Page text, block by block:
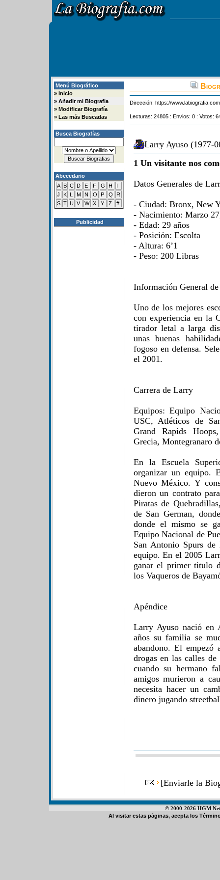
Menú Biográfico
» Inicio
» Añadir mi Biografia
» Modificar Biografía
» Las más Buscadas
Busca Biografías
Abecedario
A B C D E F G H
I
J
K L M N O P Q
R
S T U V W X Y Z #
Publicidad
Dirección: https://
Lecturas: 24805 : Envios: 0 : Votos:
Larry Ayuso (1977-
1 Un visitante nos
Datos Generales de
- Ciudad: Bronx, New
- Nacimiento: Marzo
- Edad: 29 años
- Posición: Escolta
- Altura: 6’1
- Peso: 200 Libras
Información General
Uno de los mejores
con experiencia en la
tirador letal a larga
unas buenas
fogoso en defensa.
el 2001.
Carrera de Larry
Equipos: Equipo
USC, Atléticos de
Grand Rapids
Grecia, Montegranaro
En la Escuela
organizar un equipo.
Nuevo México. Y
dieron un contrato
Piratas de
de San German,
donde el mismo se
Equipo Nacional de
San Antonio Spurs
equipo. En el 2005
ganar el primer titulo
los Vaqueros de
Apéndice
Larry Ayuso nació en
años su familia se
abandono. El empezó
drogas en las calles
cuando su hermano
amigos murieron a
necesita hacer un
dinero jugando
[Enviarle la
© 2000-2026 HGM
Al visitar estas páginas, acepta los